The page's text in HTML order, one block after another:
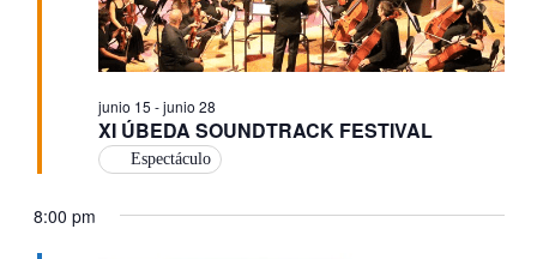
XI ÚBEDA SOUNDTRACK FESTIVAL
junio 15 -junio 28
Espectáculo
8:00 pm